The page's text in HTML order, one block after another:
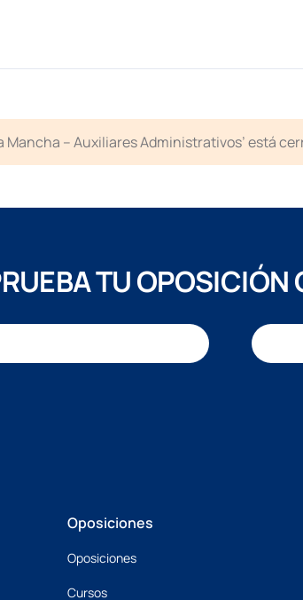
Mancha – Auxiliares Administrativos’ está
TU OPOSICIÓN
Oposiciones
Oposiciones
Cursos